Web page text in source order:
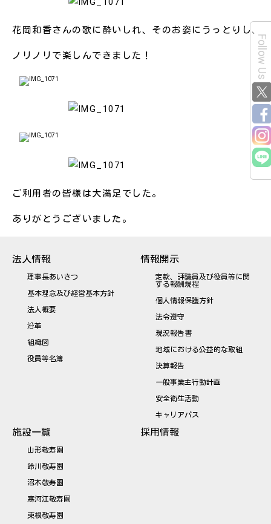
花岡和香さんの歌に酔いしれ、そのお姿にうっとりし、
ノリノリで楽しんできました！
ご利用者の皆様は大満足でした。
ありがとうございました。
法人情報
理事長あいさつ
基本理念及び経営基本方針
法人概要
沿革
組織図
役員等名簿
情報開示
定款、評議員及び役員等に関
する報酬規程
個人情報保護方針
法令遵守
現況報告書
地域における公益的な取組
決算報告
一般事業主行動計画
安全衛生活動
キャリアパス
施設一覧
山形敬寿園
鈴川敬寿園
沼木敬寿園
寒河江敬寿園
東根敬寿園
採用情報
Follow Us